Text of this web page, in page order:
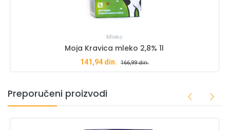
Mleko
Moja Kravica mleko 2,8% 1l
141,94din. 166,99din.
Preporučeni proizvodi